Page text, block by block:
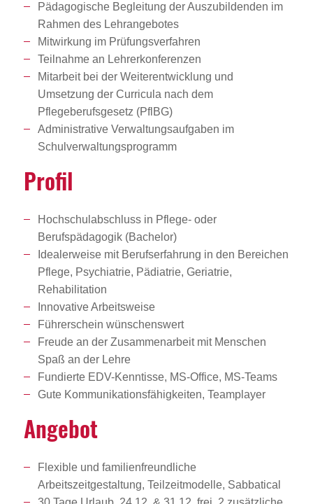
Pädagogische Begleitung der Auszubildenden im
Rahmen des Lehrangebotes
Mitwirkung im Prüfungsverfahren
Teilnahme an Lehrerkonferenzen
Mitarbeit bei der Weiterentwicklung und
Umsetzung der Curricula nach dem
Pflegeberufsgesetz (PflBG)
Administrative Verwaltungsaufgaben im
Schulverwaltungsprogramm
Profil
Hochschulabschluss in Pflege- oder
Berufspädagogik (Bachelor)
Idealerweise mit Berufserfahrung in den Bereichen
Pflege, Psychiatrie, Pädiatrie, Geriatrie,
Rehabilitation
Innovative Arbeitsweise
Führerschein wünschenswert
Freude an der Zusammenarbeit mit Menschen
Spaß an der Lehre
Fundierte EDV-Kenntisse, MS-Office, MS-Teams
Gute Kommunikationsfähigkeiten, Teamplayer
Angebot
Flexible und familienfreundliche
Arbeitszeitgestaltung, Teilzeitmodelle, Sabbatical